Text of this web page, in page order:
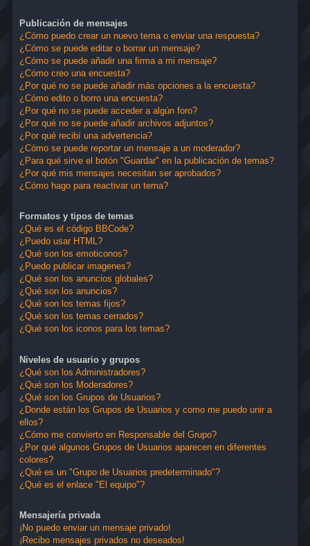
Publicación de mensajes
¿Cómo puedo crear un nuevo tema o enviar una respuesta?
¿Cómo se puede editar o borrar un mensaje?
¿Cómo se puede añadir una firma a mi mensaje?
¿Cómo creo una encuesta?
¿Por qué no se puede añadir más opciones a la encuesta?
¿Cómo edito o borro una encuesta?
¿Por qué no se puede acceder a algún foro?
¿Por qué no se puede añadir archivos adjuntos?
¿Por qué recibí una advertencia?
¿Cómo se puede reportar un mensaje a un moderador?
¿Para qué sirve el botón "Guardar" en la publicación de temas?
¿Por qué mis mensajes necesitan ser aprobados?
¿Cómo hago para reactivar un tema?
Formatos y tipos de temas
¿Qué es el código BBCode?
¿Puedo usar HTML?
¿Qué son los emoticonos?
¿Puedo publicar imagenes?
¿Qué son los anuncios globales?
¿Qué son los anuncios?
¿Qué son los temas fijos?
¿Qué son los temas cerrados?
¿Qué son los iconos para los temas?
Niveles de usuario y grupos
¿Qué son los Administradores?
¿Qué son los Moderadores?
¿Qué son los Grupos de Usuarios?
¿Donde están los Grupos de Usuarios y como me puedo unir a
ellos?
¿Cómo me convierto en Responsable del Grupo?
¿Por qué algunos Grupos de Usuarios aparecen en diferentes
colores?
¿Qué es un "Grupo de Usuarios predeterminado"?
¿Qué es el enlace "El equipo"?
Mensajería privada
¡No puedo enviar un mensaje privado!
¡Recibo mensajes privados no deseados!